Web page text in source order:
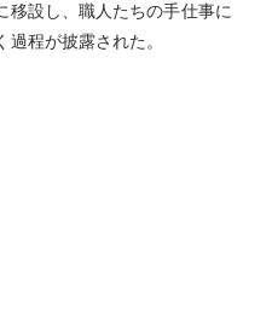
移設し、職人たちの手仕事に
程が披露された。